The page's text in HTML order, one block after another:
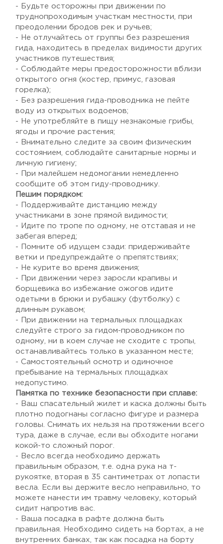
- Будьте осторожны при движении по
труднопроходимым участкам местности, при
преодолении бродов рек и ручьев;
- Не отлучайтесь от группы без разрешения
гида, находитесь в пределах видимости других
участников путешествия;
- Соблюдайте меры предосторожности вблизи
открытого огня (костер, примус, газовая
горелка);
- Без разрешения гида-проводника не пейте
воду из открытых водоемов;
- Не употребляйте в пищу незнакомые грибы,
ягоды и прочие растения;
- Внимательно следите за своим физическим
состоянием, соблюдайте санитарные нормы и
личную гигиену;
- При малейшем недомогании немедленно
сообщите об этом гиду-проводнику.
Пешим порядком:
- Поддерживайте дистанцию между
участниками в зоне прямой видимости;
- Идите по тропе по одному, не отставая и не
забегая вперед;
- Помните об идущем сзади: придерживайте
ветки и предупреждайте о препятствиях;
- Не курите во время движения;
- При движении через заросли крапивы и
борщевика во избежание ожогов идите
одетыми в брюки и рубашку (футболку) с
длинным рукавом;
- При движении на термальных площадках
следуйте строго за гидом-проводником по
одному, ни в коем случае не сходите с тропы,
останавливайтесь только в указанном месте;
- Самостоятельный осмотр и одиночное
пребывание на термальных площадках
недопустимо.
Памятка по технике безопасности при сплаве:
- Ваш спасательный жилет и каска должны быть
плотно подогнаны согласно фигуре и размера
головы. Снимать их нельзя на протяжении всего
тура, даже в случае, если вы обходите ногами
кокой-то сложный порог.
- Весло всегда необходимо держать
правильным образом, т.е. одна рука на т-
рукоятке, вторая в 35 сантиметрах от лопасти
весла. Если вы держите весло неправильно, то
можете нанести им травму человеку, который
сидит напротив вас.
- Ваша посадка в рафте должна быть
правильная. Необходимо сидеть на бортах, а не
внутренних банках, так как посадка на борту